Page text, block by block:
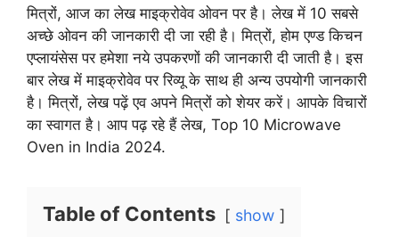
मित्रों, आज का लेख माइक्रोवेव ओवन पर है। लेख में 10 सबसे
अच्छे ओवन की जानकारी दी जा रही है। मित्रों, होम एण्ड किचन
एप्लायंसेस पर हमेशा नये उपकरणों की जानकारी दी जाती है। इस
बार लेख में माइक्रोवेव पर रिव्यू के साथ ही अन्य उपयोगी जानकारी
है। मित्रों, लेख पढ़ें एव अपने मित्रों को शेयर करें। आपके विचारों
का स्वागत है। आप पढ़ रहे हैं लेख, Top 10 Microwave
Oven in India 2024.
Table of Contents show